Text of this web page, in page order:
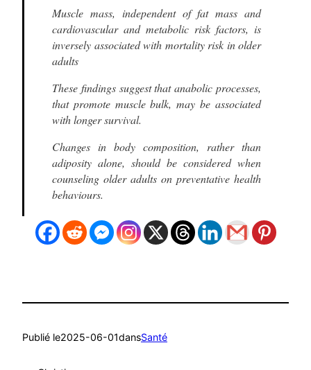
Muscle mass, independent of fat mass and
cardiovascular and metabolic risk factors, is
inversely associated with mortality risk in older
adults
These findings suggest that anabolic processes,
that promote muscle bulk, may be associated
with longer survival.
Changes in body composition, rather than
adiposity alone, should be considered when
counseling older adults on preventative health
behaviours.
Publié le2025-06-01dansSanté